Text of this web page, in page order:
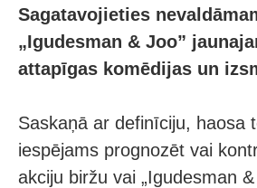
Sagatavojieties
„Igudesman & Joo”
attapīgas komēdijas un
Saskaņā ar definīciju, haosa
iespējams prognozēt vai
akciju biržu vai „Igudesman